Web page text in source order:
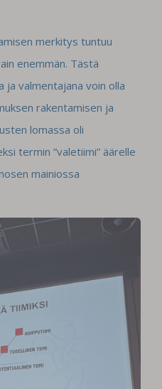
merkitys tuntuu
enemmän. Tästä
ja valmentajana voin olla
rakentamisen ja
lomassa oli
termin ”valetiimi” äärelle
mainiossa